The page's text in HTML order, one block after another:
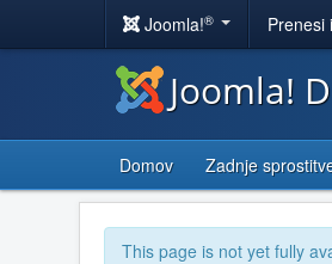
Joomla!® Prenesi
Joomla!
Domov Zadnje
This page is not yet fully